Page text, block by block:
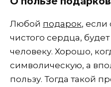
Любой подарок, если
чистого сердца,
человеку. Хорошо,
символическую, а
пользу. Тогда такой